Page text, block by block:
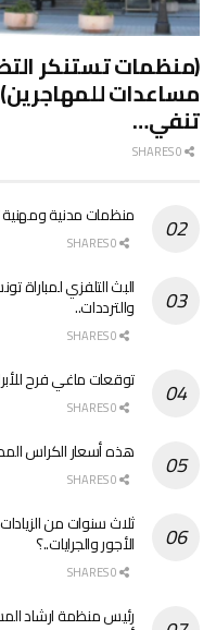
(منظمات تستنكر
مساعدات للمهاجرين)-
تنفي…
منظمات مدنية
البث التلفزي لمباراة
والترددات..
توقعات ماغي فرح للأبراج 2026 تكشف خريطة الحظ
هذه أسعار الكراس
ثلاث سنوات من
الأجور والجرايات..؟
رئيس منظمة ارشاد